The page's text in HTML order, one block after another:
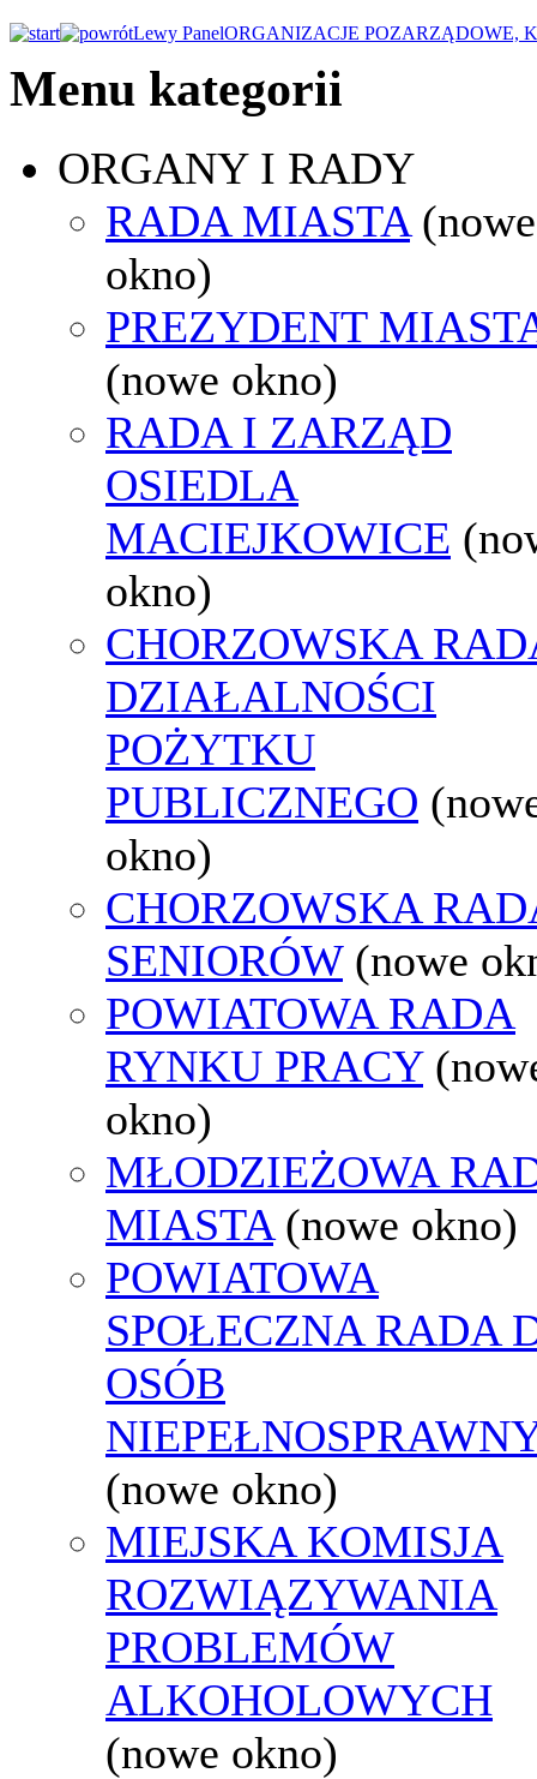
Lewy PanelORGANIZACJE POZARZĄDOWE,
Menu kategorii
ORGANY I RADY
RADA MIASTA (nowe
okno)
PREZYDENT
(nowe okno)
RADA I ZARZĄD
OSIEDLA
MACIEJKOWICE
okno)
CHORZOWSKA
DZIAŁALNOŚCI
POŻYTKU
PUBLICZNEGO
okno)
CHORZOWSKA
SENIORÓW (nowe
POWIATOWA RADA
RYNKU PRACY
okno)
MŁODZIEŻOWA
MIASTA (nowe okno)
POWIATOWA
SPOŁECZNA RADA
OSÓB
(nowe okno)
MIEJSKA KOMISJA
ROZWIĄZYWANIA
PROBLEMÓW
ALKOHOLOWYCH
(nowe okno)